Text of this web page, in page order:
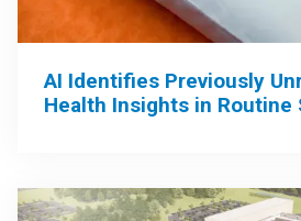
AI Identifies Previously
Health Insights in Routine